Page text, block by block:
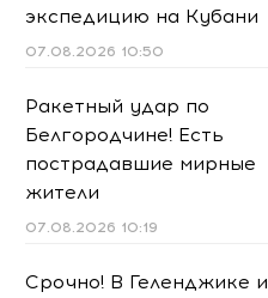
экспедицию на Кубани
07.08.2026 10:50
Ракетный удар по
Белгородчине! Есть
пострадавшие мирные
жители
07.08.2026 10:19
Срочно! В Геленджике и